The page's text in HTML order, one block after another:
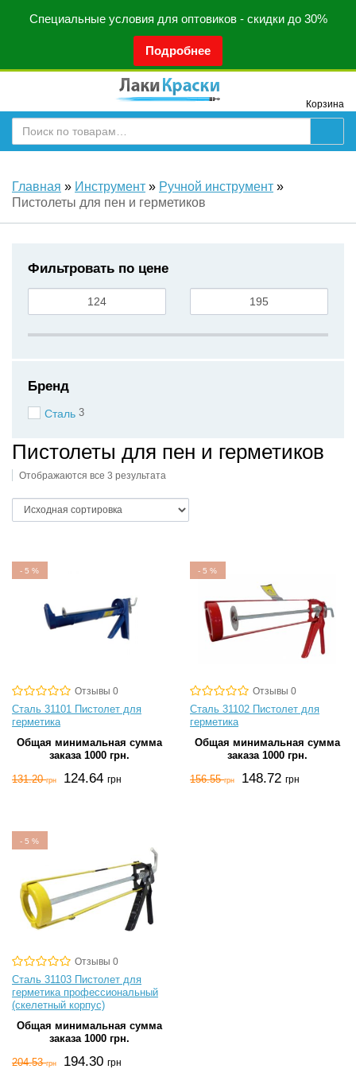
Специальные условия для оптовиков - скидки до 30%
Подробнее
Корзина
Главная » Инструмент » Ручной инструмент »
Пистолеты для пен и герметиков
Фильтровать по цене
Бренд
Сталь 3
Пистолеты для пен и герметиков
Отображаются все 3 результата
-5%
Отзывы 0
Сталь 31101 Пистолет для
герметика
Общая минимальная сумма
заказа 1000 грн.
131.20грн 124.64 грн
-5%
Отзывы 0
Сталь 31102 Пистолет для
герметика
Общая минимальная сумма
заказа 1000 грн.
156.55грн 148.72 грн
-5%
Отзывы 0
Сталь 31103 Пистолет для
герметика профессиональный
(скелетный корпус)
Общая минимальная сумма
заказа 1000 грн.
204.53грн 194.30 грн